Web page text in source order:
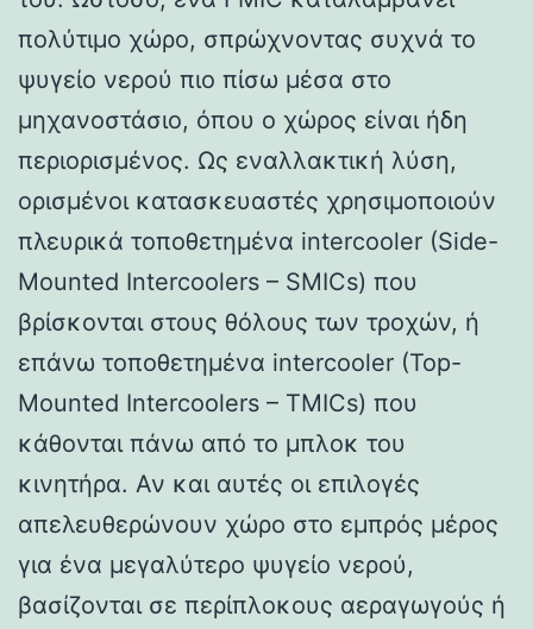
πολύτιμο χώρο, σπρώχνοντας συχνά το
ψυγείο νερού πιο πίσω μέσα στο
μηχανοστάσιο, όπου ο χώρος είναι ήδη
περιορισμένος. Ως εναλλακτική λύση,
ορισμένοι κατασκευαστές χρησιμοποιούν
πλευρικά τοποθετημένα intercooler (Side-
Mounted Intercoolers – SMICs) που
βρίσκονται στους θόλους των τροχών, ή
επάνω τοποθετημένα intercooler (Top-
Mounted Intercoolers – TMICs) που
κάθονται πάνω από το μπλοκ του
κινητήρα. Αν και αυτές οι επιλογές
απελευθερώνουν χώρο στο εμπρός μέρος
για ένα μεγαλύτερο ψυγείο νερού,
βασίζονται σε περίπλοκους αεραγωγούς ή